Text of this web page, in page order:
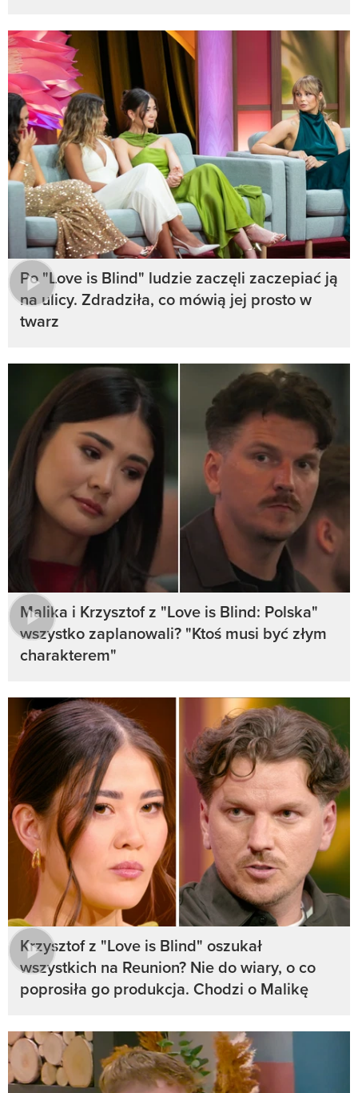
Po "Love is Blind" ludzie zaczęli zaczepiać ją
na ulicy. Zdradziła, co mówią jej prosto w
twarz
Malika i Krzysztof z "Love is Blind: Polska"
wszystko zaplanowali? "Ktoś musi być złym
charakterem"
Krzysztof z "Love is Blind" oszukał
wszystkich na Reunion? Nie do wiary, o co
poprosiła go produkcja. Chodzi o Malikę